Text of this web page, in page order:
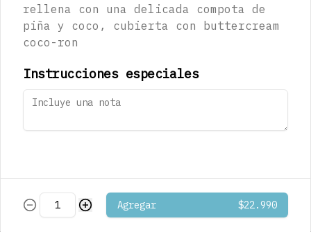
Café Mocaccino
Vainilla Musetti
rellena con una delicada compota de
piña y coco, cubierta con buttercream
coco-ron
Instrucciones especiales
Agregar $22.990